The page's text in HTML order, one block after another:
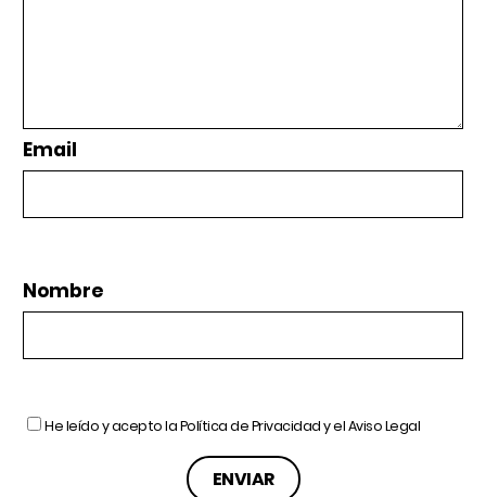
Email
Nombre
He leído y acepto laPolítica de Privacidady elAviso Legal